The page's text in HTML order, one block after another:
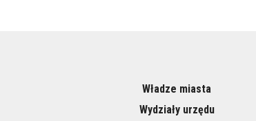
Władze miasta
Wydziały urzędu